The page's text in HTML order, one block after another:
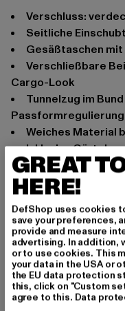
Verschluss:
seitliche
Gesäßtaschen
verschließbare Beintaschen für den typischen
Cargo-Look
Tunnelzug im Bund und Beinsaum zur
Passformregulierung
weiches
inklusive Gürtel
Anlass: Alltag, Bequem
Schnitt: Normal
Marke: Brandit
Kat.: Bekleidung
Farbe: camouflage
Hersteller Farbe:
Baumwolle
Art.Nr: BD2001-00775
GREAT
HERE!
DefShop uses cookies
save your preferences,
provide and measure
advertising. In addition,
or to use cookies. This
your data in the USA or
the EU data protection
this, click on "Custom
agree to this. Data